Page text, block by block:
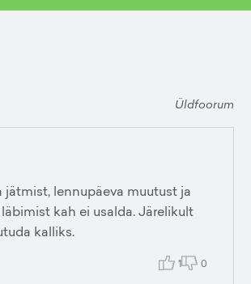
Üldfoorum
lennupäeva muutust ja
kah ei usalda. Järelikult
kalliks.
1 0